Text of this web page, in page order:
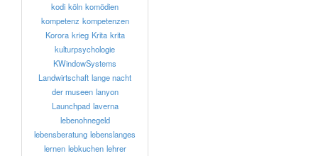
kodi köln komödien
kompetenz kompetenzen
Korora krieg Krita krita
kulturpsychologie
KWindowSystems
Landwirtschaft lange nacht
der museen lanyon
Launchpad laverna
lebenohnegeld
lebensberatung lebenslanges
lernen lebkuchen lehrer